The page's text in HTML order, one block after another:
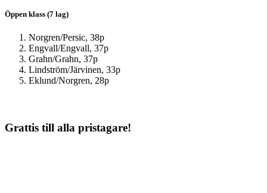
Öppen klass (7 lag)
Norgren/Persic, 38p
Engvall/Engvall, 37p
Grahn/Grahn, 37p
Lindström/Järvinen, 33p
Eklund/Norgren, 28p
Grattis till alla pristagare!